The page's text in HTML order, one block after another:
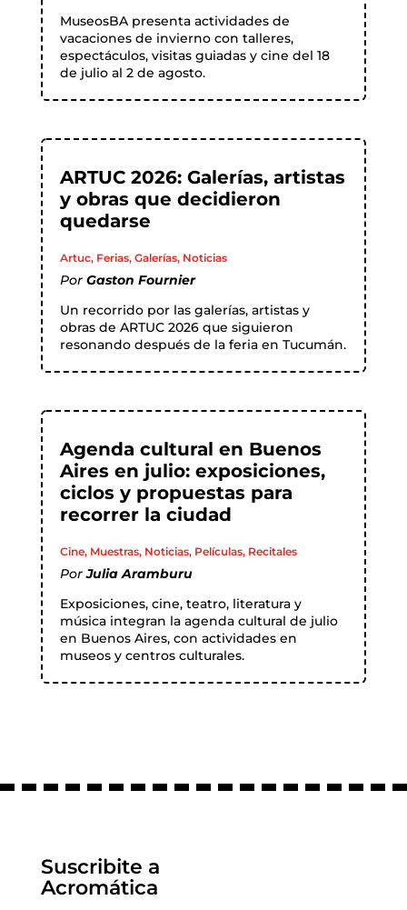
MuseosBA presenta actividades de
vacaciones de invierno con talleres,
espectáculos, visitas guiadas y cine del 18
de julio al 2 de agosto.
ARTUC 2026: Galerías, artistas
y obras que decidieron
quedarse
Artuc, Ferias, Galerías, Noticias
Por Gaston Fournier
Un recorrido por las galerías, artistas y
obras de ARTUC 2026 que siguieron
resonando después de la feria en Tucumán.
Agenda cultural en Buenos
Aires en julio: exposiciones,
ciclos y propuestas para
recorrer la ciudad
Cine, Muestras, Noticias, Películas, Recitales
PorJulia Aramburu
Exposiciones, cine, teatro, literatura y
música integran la agenda cultural de julio
en Buenos Aires, con actividades en
museos y centros culturales.
Suscribite a
Acromática